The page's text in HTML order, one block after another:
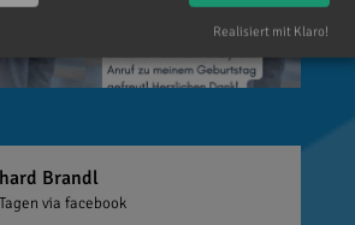
Brandl
via facebook
Realisiert mit Klaro!